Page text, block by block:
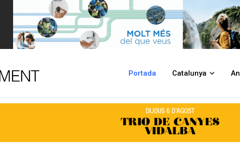
Portada Catalunya
de Torrelles de Llobregat